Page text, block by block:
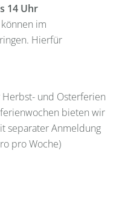
14 Uhr
im
Hierfür
und Osterferien
bieten wir
separater Anmeldung
pro Woche)